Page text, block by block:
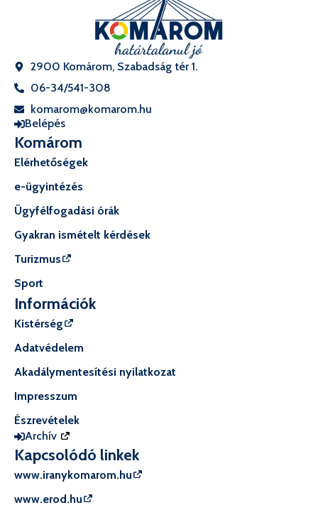
2900 Komárom, Szabadság tér 1.
06-34/541-308
komarom@komarom.hu
Belépés
Komárom
Elérhetőségek
e-ügyintézés
Ügyfélfogadási órák
Gyakran ismételt kérdések
Turizmus
Sport
Információk
Kistérség
Adatvédelem
Akadálymentesítési nyilatkozat
Impresszum
Észrevételek
Archív
Kapcsolódó linkek
www.iranykomarom.hu
www.erod.hu